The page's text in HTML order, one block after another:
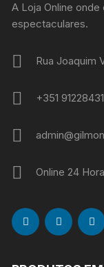
A Loja Online
espectaculares.
Rua Joaquim
+351
Online 24